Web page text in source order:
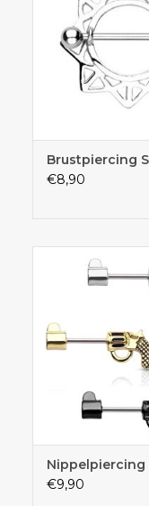
Brustpiercing
€8,90
Nippelpiercing
€9,90